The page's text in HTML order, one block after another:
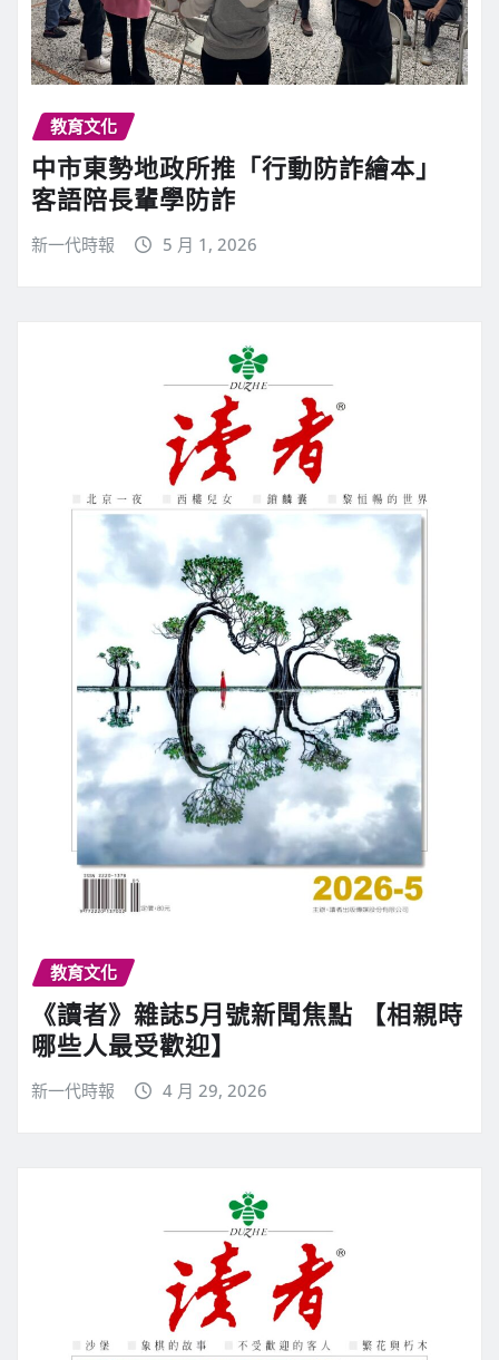
教育文化
中市東勢地政所推「行動防詐繪本」
客語陪長輩學防詐
新一代時報 5 月 1, 2026
教育文化
《讀者》雜誌5月號新聞焦點 【相親時
哪些人最受歡迎】
新一代時報 4 月 29, 2026